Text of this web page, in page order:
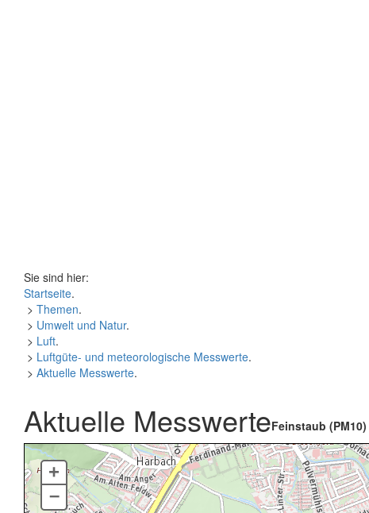
Sie sind hier:
Startseite.
> Themen.
> Umwelt und Natur.
> Luft.
> Luftgüte- und meteorologische Messwerte.
> Aktuelle Messwerte.
Aktuelle MesswerteFeinstaub (PM10)
+
–